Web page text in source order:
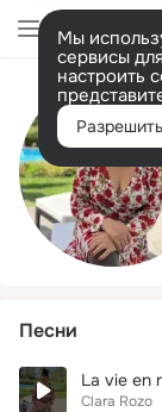
Мы
сервисы
настроить
Песни
La vie en
Clara Rozo